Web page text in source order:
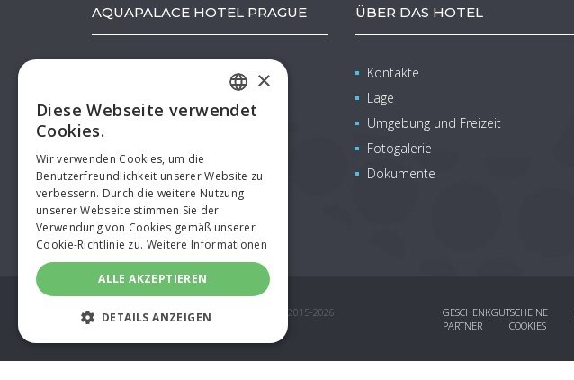
AQUAPALACE HOTEL PRAGUE
Čestlice (Praha-východ)
+420 225 108 888
ÜBER DAS HOTEL
Kontakte
Lage
Umgebung und Freizeit
Fotogalerie
Dokumente
© COPYRIGHT AQUAPALACE HOTEL PRAGUE 2015-2026 GESCHENKGUTSCHEINE
PARTNER
COOKIES
CZECH
GERMAN
RUSSIAN
POLISH
×
Diese Webseite verwendet
Cookies.
Wir verwenden Cookies, um die
Benutzerfreundlichkeit unserer Website zu
verbessern. Durch die weitere Nutzung
unserer Webseite stimmen Sie der
Verwendung von Cookies gemäß unserer
Cookie-Richtlinie zu. Weitere Informationen
ALLE AKZEPTIEREN
DETAILS ANZEIGEN
UNBEDINGT ERFORDERLICH